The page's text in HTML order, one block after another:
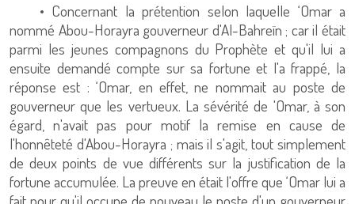
• Concernant la prétention selon laquelle ‘Omar a
nommé Abou-Horayra gouverneur d'Al-Bahreïn ; car il était
parmi les jeunes compagnons du Prophète et qu'il lui a
ensuite demandé compte sur sa fortune et l'a frappé, la
réponse est : ‘Omar, en effet, ne nommait au poste de
gouverneur que les vertueux. La sévérité de 'Omar, à son
égard, n'avait pas pour motif la remise en cause de
l'honnêteté d'Abou-Horayra ; mais il s'agit, tout simplement
de deux points de vue différents sur la justification de la
fortune accumulée. La preuve en était l'offre que ‘Omar lui a